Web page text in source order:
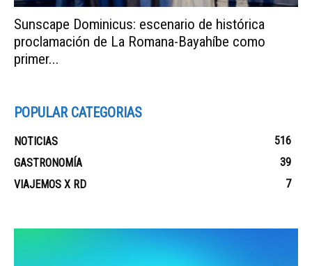
Sunscape Dominicus: escenario de histórica
proclamación de La Romana-Bayahíbe como
primer...
POPULAR CATEGORIAS
NOTICIAS
516
GASTRONOMÍA
39
VIAJEMOS X RD
7